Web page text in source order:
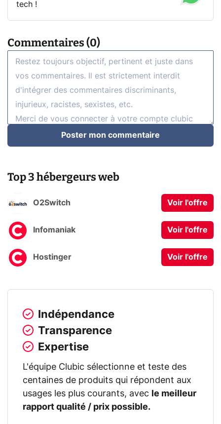
tech !
Commentaires (0)
Poster mon commentaire
Top 3 hébergeurs web
O2Switch Voir l'offre
Infomaniak Voir l'offre
Hostinger Voir l'offre
Indépendance
Transparence
Expertise
L'équipe Clubic sélectionne et teste des
centaines de produits qui répondent aux
usages les plus courants, avec
le meilleur
rapport qualité / prix possible.